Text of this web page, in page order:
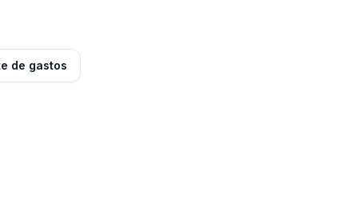
de gastos